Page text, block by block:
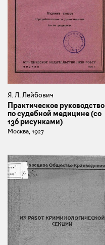
Я. Л. Лейбович
Практическое руководство
по судебной медицине (со
136 рисунками)
Москва, 1927